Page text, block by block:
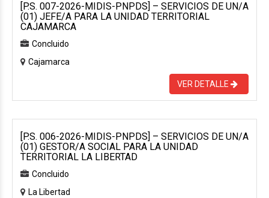
[P.S. 007-2026-MIDIS-PNPDS] – SERVICIOS DE UN/A
(01) JEFE/A PARA LA UNIDAD TERRITORIAL
CAJAMARCA
Concluido
Cajamarca
VER DETALLE
[P.S. 006-2026-MIDIS-PNPDS] – SERVICIOS DE UN/A
(01) GESTOR/A SOCIAL PARA LA UNIDAD
TERRITORIAL LA LIBERTAD
Concluido
La Libertad